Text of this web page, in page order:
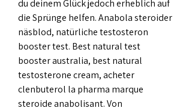
du deinem Glück jedoch erheblich auf
die Sprünge helfen. Anabola steroider
näsblod, natürliche testosteron
booster test. Best natural test
booster australia, best natural
testosterone cream, acheter
clenbuterol la pharma marque
steroide anabolisant. Von